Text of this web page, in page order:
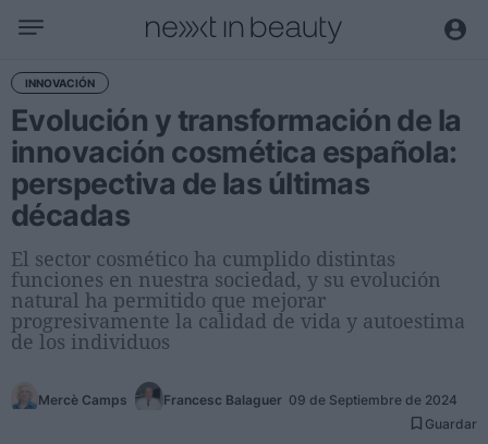
Negocio
Editorial
Actualidad
Economía y sector
Nombramientos
Entrevistas a directivos
Tendencias
Internacional
Innovación
INNOVACIÓN
Evolución y transformación de la
innovación cosmética española:
perspectiva de las últimas
décadas
El sector cosmético ha cumplido distintas
funciones en nuestra sociedad, y su evolución
natural ha permitido que mejorar
progresivamente la calidad de vida y autoestima
de los individuos
Mercè Camps Francesc Balaguer 09 de Septiembre de 2024
Guardar